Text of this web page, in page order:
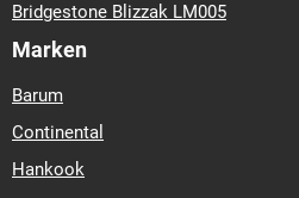
Bridgestone Blizzak LM005
Marken
Barum
Continental
Hankook